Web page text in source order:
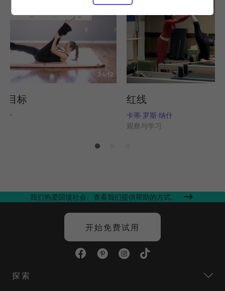
34:12
目标
什
红线
卡蒂-罗斯-纳什
观察与学习
我们热爱回馈社会。查看我们提供帮助的方式。
开始免费试用
探索